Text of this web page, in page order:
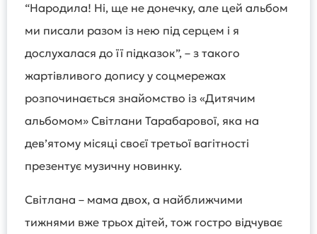
“Народила! Ні, ще не донечку, але цей альбом
ми писали разом із нею під серцем і я
дослухалася до її підказок”, – з такого
жартівливого допису у соцмережах
розпочинається знайомство із «Дитячим
альбомом» Світлани Тарабарової, яка на
девʼятому місяці своєї третьої вагітності
презентує музичну новинку.
Світлана – мама двох, а найближчими
тижнями вже трьох дітей, тож гостро відчуває